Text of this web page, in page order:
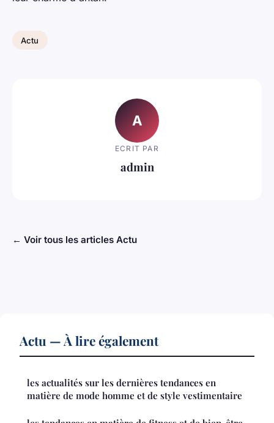
Actu
A
ECRIT PAR
admin
← Voir tous les articles Actu
Actu — À lire également
les actualités sur les dernières tendances en
matière de mode homme et de style vestimentaire